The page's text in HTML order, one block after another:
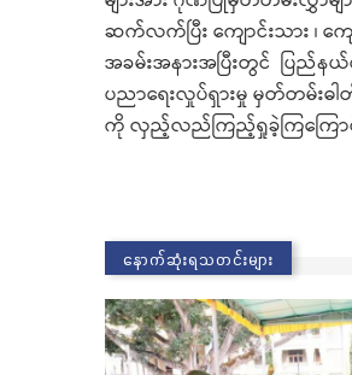
ဆက်လက်ပြီး ကျောင်းသား ၊ ကျ
အခမ်းအနားအပြီးတွင် ပြည်နယ်
ပညာရေးလှုပ်ရှားမှု မှတ်တမ်းဓါတ်
ကို လှည့်လည်ကြည့်ရှုခဲ့ကြကြော
နောက်ဆုံးရသတင်းများ